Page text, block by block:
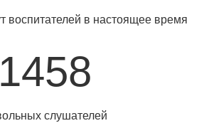
воспитателей в настоящее время
1458
слушателей